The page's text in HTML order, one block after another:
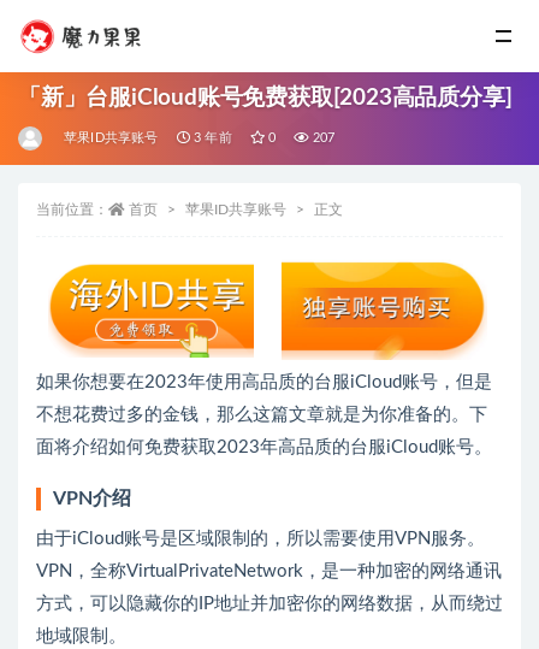
「新」台服iCloud账号免费获取[2023高品质分享]
苹果ID共享账号 3 年前 0 207
当前位置： 首页 苹果ID共享账号 正文
如果你想要在2023年使用高品质的台服iCloud账号，但是
不想花费过多的金钱，那么这篇文章就是为你准备的。下
面将介绍如何免费获取2023年高品质的台服iCloud账号。
VPN介绍
由于iCloud账号是区域限制的，所以需要使用VPN服务。
VPN，全称VirtualPrivateNetwork，是一种加密的网络通讯
方式，可以隐藏你的IP地址并加密你的网络数据，从而绕过
地域限制。